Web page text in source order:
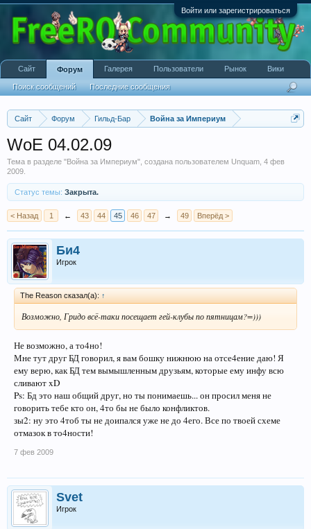
Войти или зарегистрироваться
Сайт Форум Гильд-Бар Война за Империум
WoE 04.02.09
Тема в разделе "Война за Империум", создана пользователем Unquam 4 фев
2009
Статус темы: Закрыта.
< Назад 1 ← 43 44 45 46 47 → 49 Вперёд >
Би4
Игрок
The Reason сказал(а): ↑
Возможно, Гридо всё-таки посещает гей-клубы по пятницам?=)))
Не возможно, а то4но!
Мне тут друг БД говорил, я вам бошку нижнюю на отсе4ение даю! Я
ему верю, как БД тем вымышленным друзьям, которые ему инфу всю
сливают xD
Ps: Бд это наш общий друг, но ты понимаешь... он просил меня не
говорить тебе кто он, 4то бы не было конфликтов.
зы2: ну это 4тоб ты не доипался уже не до 4его. Все по твоей схеме
отмазок в то4ности!
7 фев 2009
Svet
Игрок
Сайт Форум
Поиск сообщений Последние сообщения
Галерея Пользователи Рынок Вики